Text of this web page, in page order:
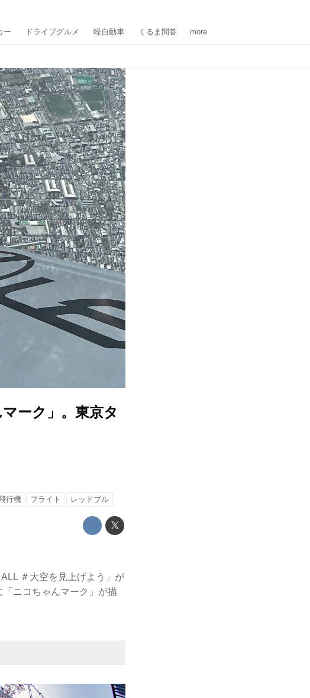
ー ドライブグルメ 軽自動車 くるま問答 more
ーク」。東京タ
行機 フライト レッドブル
＃大空を見上げよう」が
ニコちゃんマーク」が描